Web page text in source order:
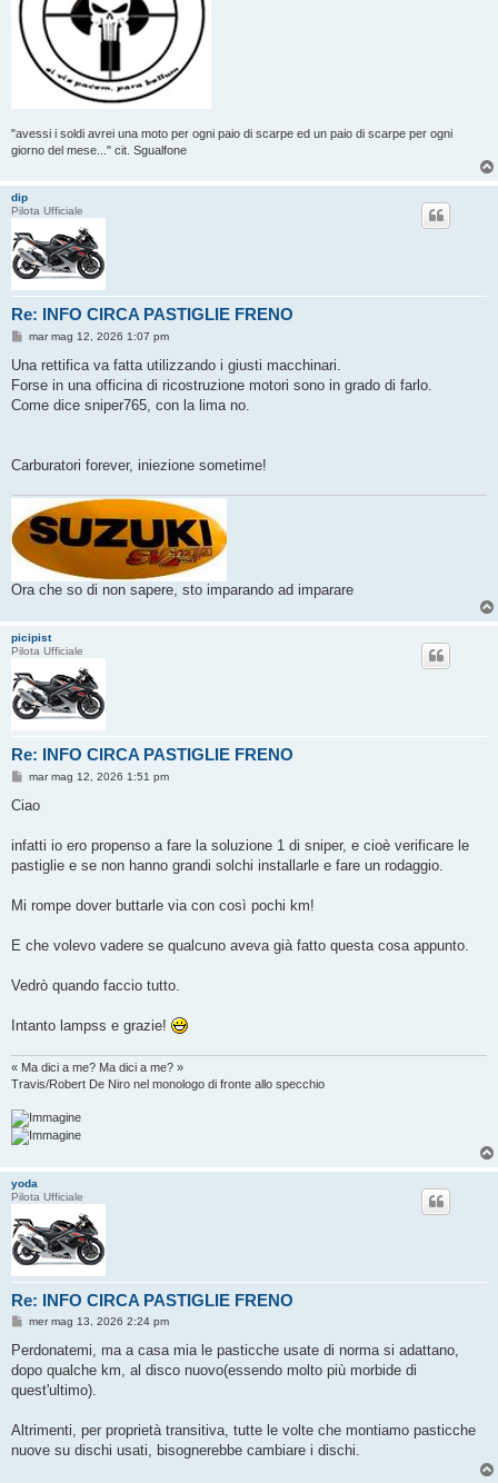
"avessi i soldi avrei una moto per ogni paio di scarpe ed un paio di scarpe per ogni
giorno del mese..." cit. Sgualfone
dip
Pilota Ufficiale
Re: INFO CIRCA PASTIGLIE FRENO
M
s
a
g
mar mag 12, 2026 1:07 pm
Una rettifica va fatta utilizzando i giusti macchinari.
Forse in una officina di ricostruzione motori sono in grado di farlo.
Come dice sniper765, con la lima no.
Carburatori forever, iniezione sometime!
Ora che so di non sapere, sto imparando ad imparare
picipist
Pilota Ufficiale
Re: INFO CIRCA PASTIGLIE FRENO
M
s
g
i
mar mag 12, 2026 1:51 pm
Ciao
infatti io ero propenso a fare la soluzione 1 di sniper, e cioè verificare le
pastiglie e se non hanno grandi solchi installarle e fare un rodaggio.
Mi rompe dover buttarle via con così pochi km!
E che volevo vadere se qualcuno aveva già fatto questa cosa appunto.
Vedrò quando faccio tutto.
Intanto lampss e grazie!
« Ma dici a me? Ma dici a me? »
Travis/Robert De Niro nel monologo di fronte allo specchio
yoda
Pilota Ufficiale
Re: INFO CIRCA PASTIGLIE FRENO
M
s
a
g
o
mer mag 13, 2026 2:24 pm
Perdonatemi, ma a casa mia le pasticche usate di norma si adattano,
dopo qualche km, al disco nuovo(essendo molto più morbide di
quest'ultimo).
Altrimenti, per proprietà transitiva, tutte le volte che montiamo pasticche
nuove su dischi usati, bisognerebbe cambiare i dischi.